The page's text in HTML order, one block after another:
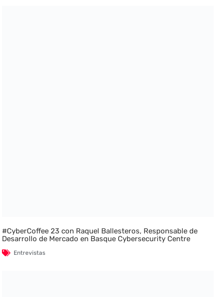
#CyberCoffee 23 con Raquel Ballesteros, Responsable de
Desarrollo de Mercado en Basque Cybersecurity Centre
Entrevistas